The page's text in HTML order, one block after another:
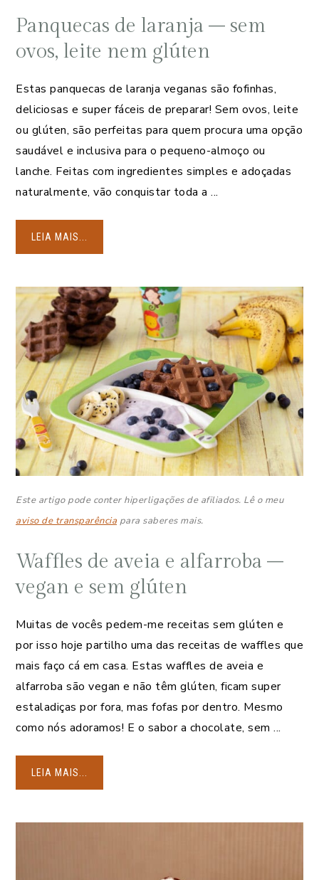
Panquecas de laranja – sem
ovos, leite nem glúten
Estas panquecas de laranja veganas são fofinhas,
deliciosas e super fáceis de preparar! Sem ovos, leite
ou glúten, são perfeitas para quem procura uma opção
saudável e inclusiva para o pequeno-almoço ou
lanche. Feitas com ingredientes simples e adoçadas
naturalmente, vão conquistar toda a ...
LEIA MAIS...
Este artigo pode conter hiperligações de afiliados. Lê o meu
aviso de transparência para saberes mais.
Waffles de aveia e alfarroba –
vegan e sem glúten
Muitas de vocês pedem-me receitas sem glúten e
por isso hoje partilho uma das receitas de waffles que
mais faço cá em casa. Estas waffles de aveia e
alfarroba são vegan e não têm glúten, ficam super
estaladiças por fora, mas fofas por dentro. Mesmo
como nós adoramos! E o sabor a chocolate, sem ...
LEIA MAIS...